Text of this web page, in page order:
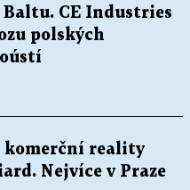
CE Industries
polských
komerční reality
Nejvíce v Praze